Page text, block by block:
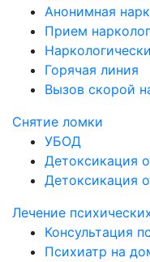
Анонимная
Прием
Горячая линия
Вызов скорой
Снятие ломки
УБОД
Детоксикация
Детоксикация
Лечение
Консультация
Психиатр на